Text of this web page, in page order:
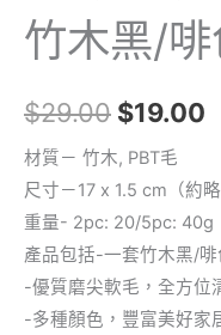
竹木黑/
$29.00 $19.00
材質－ 竹木, PBT毛
尺寸－17 x 1.5 cm（約略
重量- 2pc: 20/5pc: 40g
產品包括-一套竹木黑/啡
-優質磨尖軟毛，全方位
-多種顏色，豐富美好家